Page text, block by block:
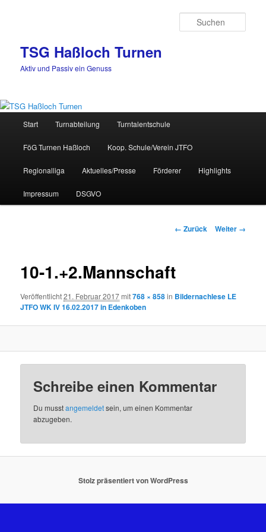
TSG Haßloch Turnen
Aktiv und Passiv ein Genuss
Start Turnabteilung Turntalentschule
FöG Turnen Haßloch Koop. Schule/Verein JTFO
Regionalliga Aktuelles/Presse Förderer Highlights
Impressum DSGVO
Bilder-
← Zurück Weiter →
10-1.+2.Mannschaft
Veröffentlicht21. Februar 2017mit768 × 858in Bildernachlese LE
JTFO WK IV 16.02.2017 in Edenkoben
Schreibe einen Kommentar
Du musstangemeldetsein, um einen Kommentar
abzugeben.
Stolz präsentiert von WordPress